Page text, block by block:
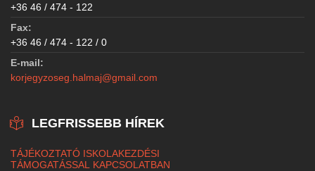
+36 46 / 474 - 122
Fax:
+36 46 / 474 - 122 / 0
E-mail:
korjegyzoseg.halmaj@gmail.com
LEGFRISSEBB HÍREK
TÁJÉKOZTATÓ ISKOLAKEZDÉSI
TÁMOGATÁSSAL KAPCSOLATBAN